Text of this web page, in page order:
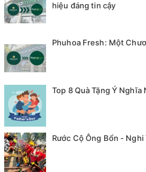
hiệu đáng tin cậy
Phuhoa Fresh: Một
Top 8 Quà Tặng Ý
Rước Cộ Ông Bổn - Nghi